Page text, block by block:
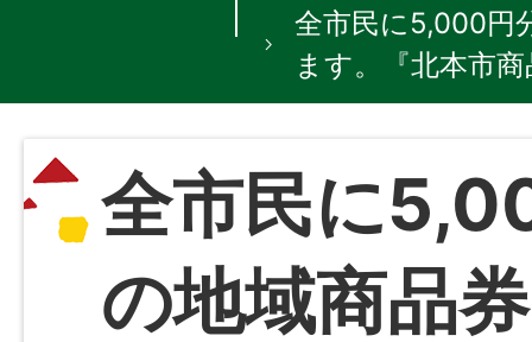
全市民に5,000円
ます。『北本市
全市民に
の地域商品